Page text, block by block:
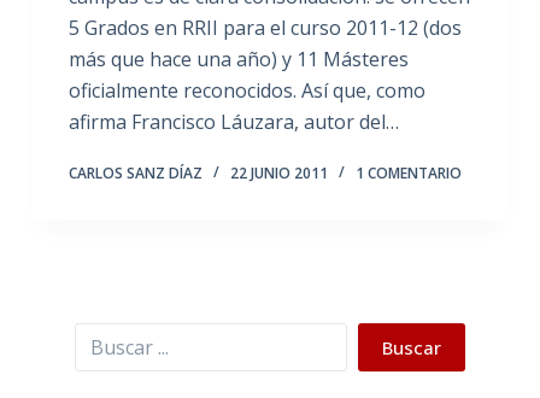
5 Grados en RRII para el curso 2011-12 (dos
más que hace una año) y 11 Másteres
oficialmente reconocidos. Así que, como
afirma Francisco Láuzara, autor del…
CARLOS SANZ DÍAZ 22 JUNIO 2011 1 COMENTARIO
Buscar Buscar